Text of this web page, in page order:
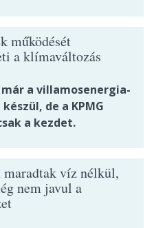
működését
a klímaváltozás
a villamosenergia-
de a KPMG
a kezdet.
maradtak víz nélkül,
nem javul a